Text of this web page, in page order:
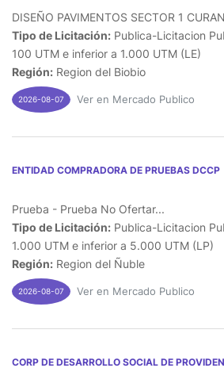
DISEÑO PAVIMENTOS SECTOR 1
Tipo de Licitación: Publica-Licitacion
100 UTM e inferior a 1.000 UTM (LE)
Región: Region del Biobio
2026-08-07 Ver en Mercado Publico
ENTIDAD COMPRADORA DE PRUEBAS DCCP
Prueba - Prueba No Ofertar...
Tipo de Licitación: Publica-Licitacion
1.000 UTM e inferior a 5.000 UTM (LP)
Región: Region del Ñuble
2026-08-07 Ver en Mercado Publico
CORP DE DESARROLLO SOCIAL DE